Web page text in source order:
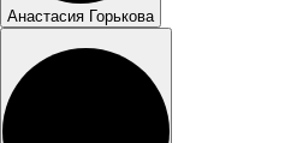
Анастасия Горькова